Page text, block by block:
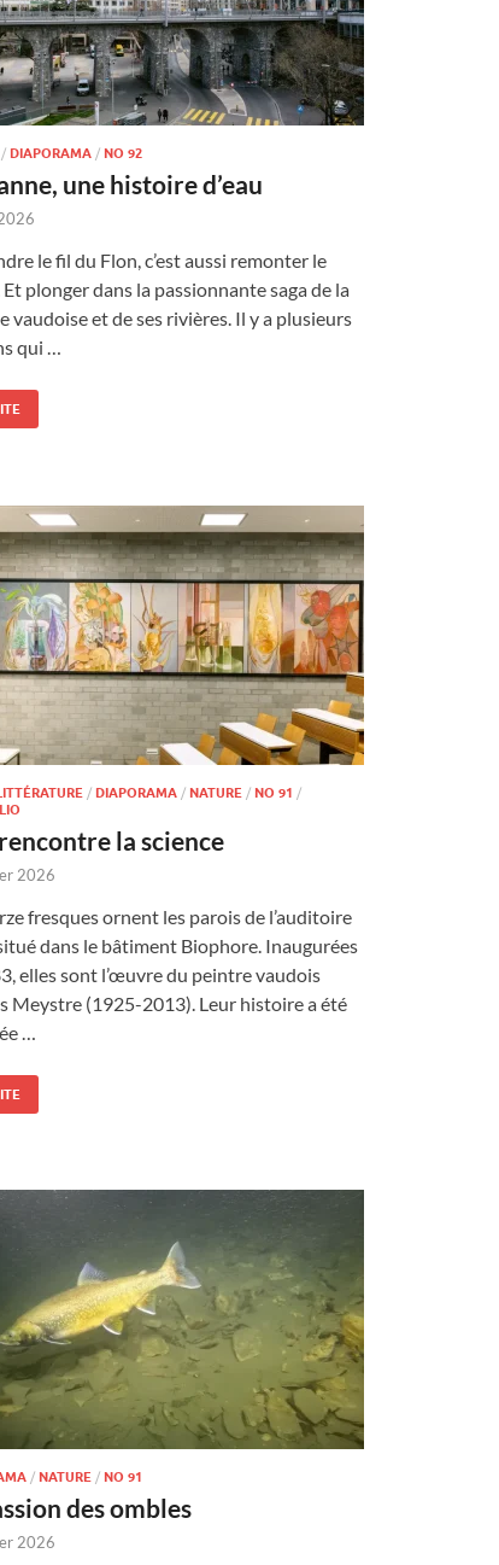
/ DIAPORAMA / NO 92
une histoire d’eau
le fil du Flon, c’est aussi remonter le
plonger dans la passionnante saga de la
vaudoise et de ses rivières. Il y a plusieurs
qui …
/ DIAPORAMA / NATURE / NO 91 /
rencontre la science
2026
fresques ornent les parois de l’auditoire
dans le bâtiment Biophore. Inaugurées
elles sont l’œuvre du peintre vaudois
Meystre (1925-2013). Leur histoire a été
…
/ NATURE / NO 91
des ombles
2026